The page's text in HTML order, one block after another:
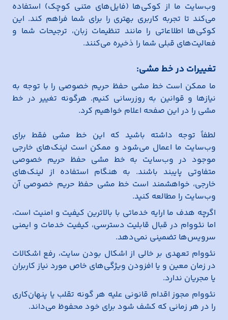
وب‌سایت ما از کوکی‌ها (فایل‌های متنی کوچک) استفاده
می‌کند تا تجربه کاربری بهتری را برای شما فراهم کند. این
کوکی‌ها اطلاعاتی را مانند تنظیمات زبان، ترجیحات شما و
فعالیت‌های قبلی شما را ذخیره می‌کنند.
تغییرات در خط مشی:
ما ممکن است خط مشی حفظ حریم خصوصی را با توجه به
نیازها و قوانین به روزرسانی کنیم. هرگونه تغییر در خط
مشی را در این صفحه اعلام خواهیم کرد.
لطفاً توجه داشته باشید که این خط مشی فقط برای
وب‌سایت ما اعمال می‌شود و ممکن است لینک‌های خارجی
موجود در وب‌سایت به خط مشی حفظ حریم خصوصی
متفاوتی پایبند باشند. به هنگام استفاده از لینک‌های
خارجی، خواهشمند است خط مشی حفظ حریم خصوصی آن
وب‌سایت را مطالعه کنید.
اگرچه هدف ما ارایه خدماتی با بالاترین کیفیت و امنیت است،
اما نئووام در قبال قابلیت دسترسی، کیفیت خدمات و ایمنی
سرویس‌ها تضمینی نمی‌دهد.
نئووام تعهدی بر خالی از اشکال بودن سایت، رفع اشکالات
در زمان معین و یا افزودن ویژگی‌های خاص مورد نیاز کاربران
یا مجریان ندارد.
نئووام مجوز اقدام قانونی علیه هر گونه تقلب یا پنهان‌کاری
را در هر زمانی که کشف شود برای خود محفوظ می‌داند.